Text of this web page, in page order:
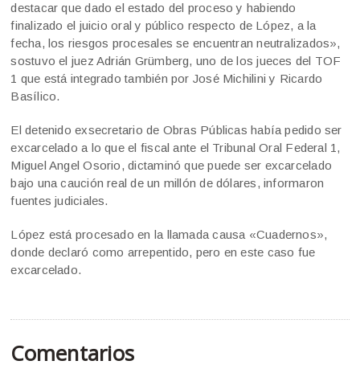
destacar que dado el estado del proceso y habiendo
finalizado el juicio oral y público respecto de López, a la
fecha, los riesgos procesales se encuentran neutralizados»,
sostuvo el juez Adrián Grümberg, uno de los jueces del TOF
1 que está integrado también por José Michilini y Ricardo
Basílico.
El detenido exsecretario de Obras Públicas había pedido ser
excarcelado a lo que el fiscal ante el Tribunal Oral Federal 1,
Miguel Angel Osorio, dictaminó que puede ser excarcelado
bajo una caución real de un millón de dólares, informaron
fuentes judiciales.
López está procesado en la llamada causa «Cuadernos»,
donde declaró como arrepentido, pero en este caso fue
excarcelado.
Comentarios